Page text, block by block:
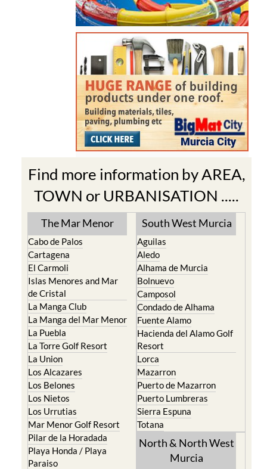
Find more information by AREA,
TOWN or URBANISATION .....
The Mar Menor
Cabo de Palos
Cartagena
El Carmoli
Islas Menores and Mar
de Cristal
La Manga Club
La Manga del Mar Menor
La Puebla
La Torre Golf Resort
La Union
Los Alcazares
Los Belones
Los Nietos
Los Urrutias
Mar Menor Golf Resort
Pilar de la Horadada
Playa Honda / Playa
Paraiso
South West Murcia
Aguilas
Aledo
Alhama de Murcia
Bolnuevo
Camposol
Condado de Alhama
Fuente Alamo
Hacienda del Alamo Golf
Resort
Lorca
Mazarron
Puerto de Mazarron
Puerto Lumbreras
Sierra Espuna
Totana
North & North West
Murcia